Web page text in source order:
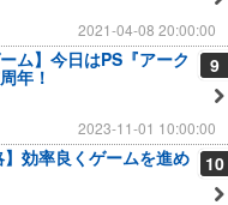
2021-04-08 20:00:00
9
ム】今日はPS『アーク
年！
2023-11-01 10:00:00
10
】効率良くゲームを進め